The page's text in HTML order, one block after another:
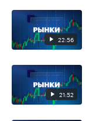
22:56
21:52